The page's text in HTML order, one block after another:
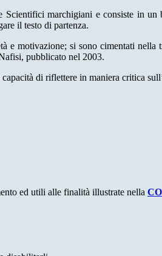
marchigiani e consiste in
il testo di partenza.
e motivazione; si sono cimentati nella
pubblicato nel 2003.
di riflettere in maniera critica
ed utili alle finalità illustrate nella